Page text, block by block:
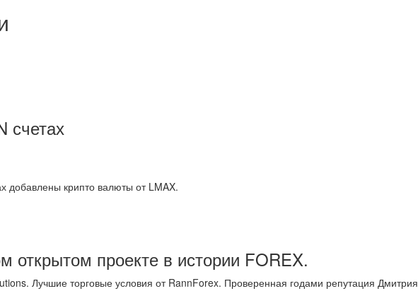
счетах
добавлены крипто валюты от LMAX.
открытом проекте в истории FOREX.
Лучшие торговые условия от RannForex. Проверенная годами репутация Дмитрия